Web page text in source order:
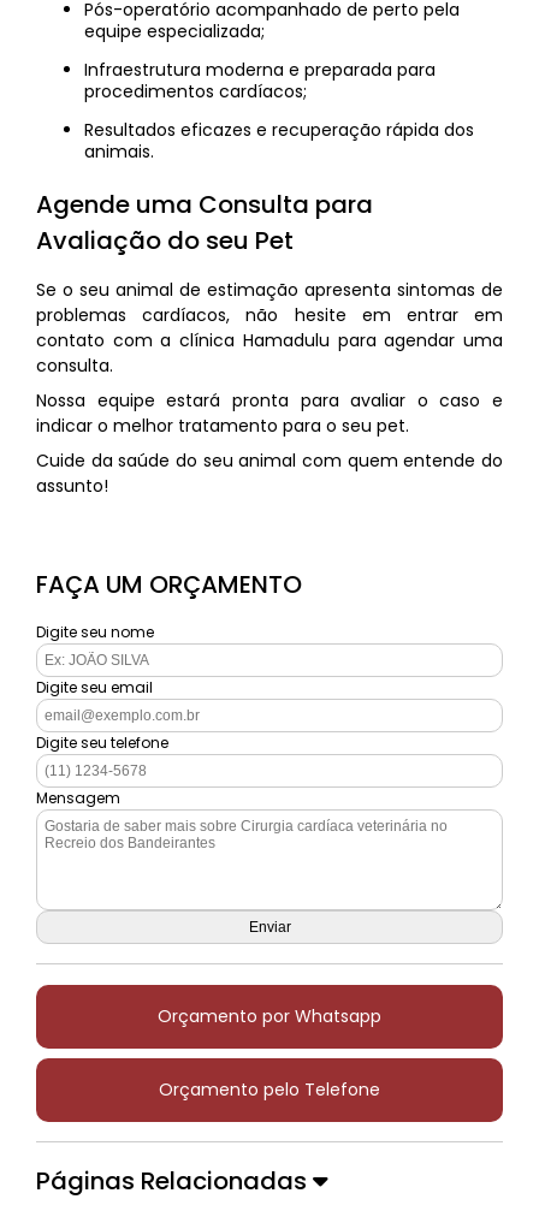
Pós-operatório acompanhado de perto pela
equipe especializada;
Infraestrutura moderna e preparada para
procedimentos cardíacos;
Resultados eficazes e recuperação rápida dos
animais.
Agende uma Consulta para
Avaliação do seu Pet
Se o seu animal de estimação apresenta sintomas de
problemas cardíacos, não hesite em entrar em
contato com a clínica Hamadulu para agendar uma
consulta.
Nossa equipe estará pronta para avaliar o caso e
indicar o melhor tratamento para o seu pet.
Cuide da saúde do seu animal com quem entende do
assunto!
FAÇA UM ORÇAMENTO
Digite seu nome
Digite seu email
Digite seu telefone
Mensagem
Orçamento por Whatsapp
Orçamento pelo Telefone
Páginas Relacionadas